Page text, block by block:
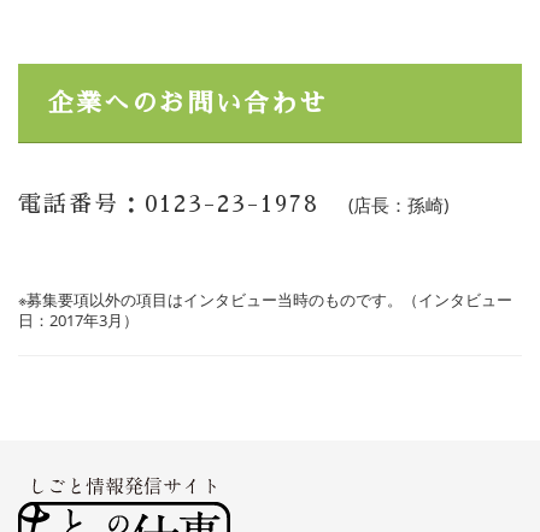
企業へのお問い合わせ
電話番号：0123-23-1978 (店長：孫崎)
※募集要項以外の項目はインタビュー当時のものです。（インタビュー
日：2017年3月）